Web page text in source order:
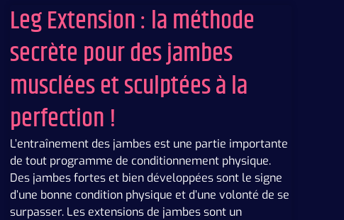
Leg Extension : la méthode
secrète pour des jambes
musclées et sculptées à la
perfection !
L’entraînement des jambes est une partie importante
de tout programme de conditionnement physique.
Des jambes fortes et bien développées sont le signe
d’une bonne condition physique et d’une volonté de se
surpasser. Les extensions de jambes sont un